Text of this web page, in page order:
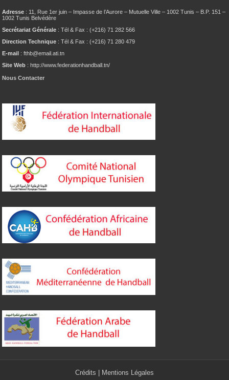
Adresse : 11, Rue 1er juin – Impasse de l’Aurore – Mutuelle Ville – 1002 Tunis – B.P. 151 –
1002 Tunis Belvédère
Secrétariat Générale : Tél & Fax : (+216) 71 282 566
Direction Technique : Tél & Fax : (+216) 71 280 479
E-mail : fthb@email.ati.tn
Site Web : http://www.federationhandball.tn/
Nous Contacter
Crédits Mentions Légales